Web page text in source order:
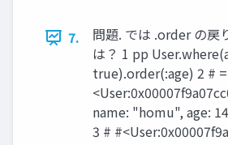
7.
問題. では .order の戻
は？ 1 pp
true).order(:age) 2 #
name: "homu", age:
3 #